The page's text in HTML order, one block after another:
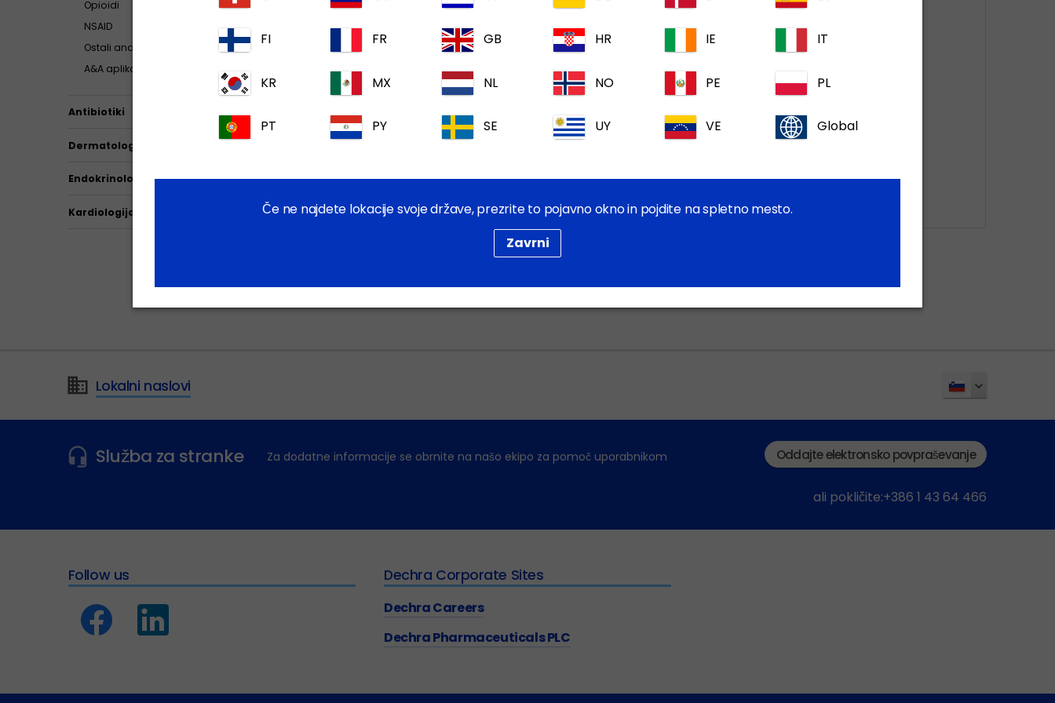
Opioidi
NSAID
Ostali analgetiki
A&A aplikacija
Antibiotiki
Dermatologija
Endokrinologija
Kardiologija
injiciranje za pse in mačke
pse in konje
Lokalni naslovi
Služba za stranke Za dodatne informacije se obrnite na našo ekipo za pomoč uporabnikom Oddajte elektronsko povpraševanje
ali pokličite:+386 1 43 64 466
Follow us Dechra Corporate Sites
Dechra Careers
Dechra Pharmaceuticals PLC
FI FR GB HR IE IT
KR MX NL NO PE PL
PT PY SE UY VE Global
Če ne najdete lokacije svoje države, prezrite to pojavno okno in pojdite na spletno mesto.
Zavrni